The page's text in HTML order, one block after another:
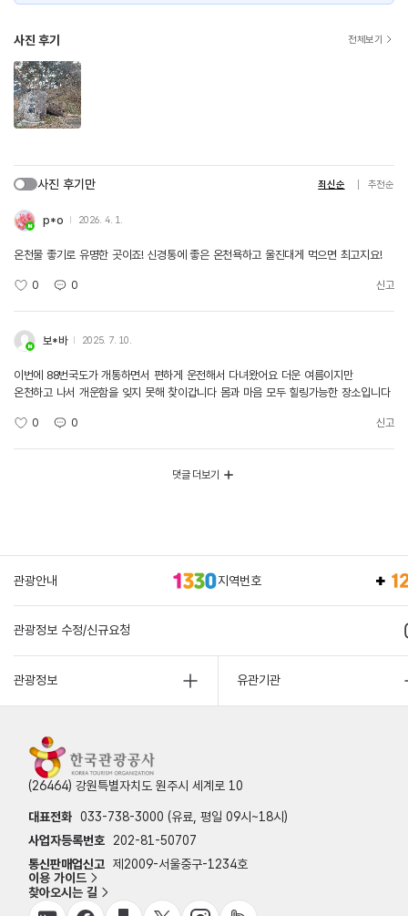
사진 후기 전체보기
사진 후기만 최신순 추천순
p*o 2026. 4. 1.
온천물 좋기로 유명한 곳이죠! 신경통에 좋은 온천욕하고 울진대게 먹으면 최고지요!
0 0 신고
보*바 2025. 7. 10.
이번에 88번국도가 개통하면서 편하게 운전해서 다녀왔어요 더운 여름이지만
온천하고 나서 개운함을 잊지 못해 찾이갑니다 몸과 마음 모두 힐링가능한 장소입니다
0 0 신고
댓글 더보기
관광안내 지역번호
관광정보 수정/신규요청
관광정보 유관기관
(26464) 강원특별자치도 원주시 세계로 10
대표전화 033-738-3000 (유료, 평일 09시~18시)
사업자등록번호
202-81-50707
통신판매업신고 제2009-서울중구-1234호
이용 가이드
찾아오시는 길